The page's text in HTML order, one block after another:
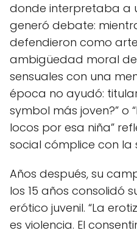
donde interpretaba a
generó debate:
defendieron como
ambigüedad moral
sensuales con una
época no ayudó:
symbol más joven?” o
locos por esa niña”
social cómplice con la
Años después, su
los 15 años consolidó
erótico juvenil. “La
es violencia. El